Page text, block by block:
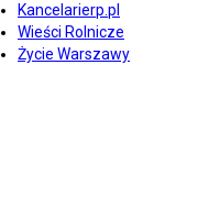
Kancelarierp.pl
Wieści Rolnicze
Życie Warszawy